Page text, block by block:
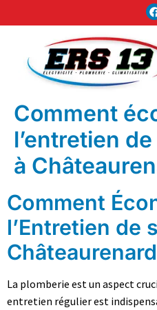
Comment
l’entretien
à
Comment
l’Entretien de
Châteaurenard
La plomberie est un aspect
entretien régulier est